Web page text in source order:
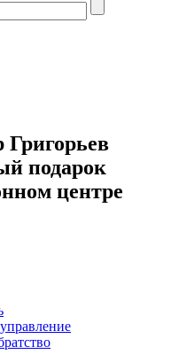
подарок
центре